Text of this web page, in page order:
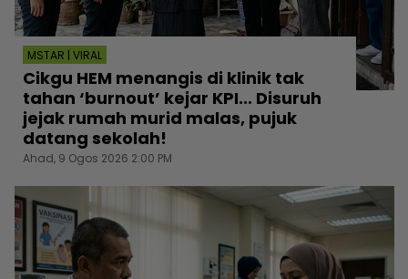
MSTAR | VIRAL
Cikgu HEM menangis di klinik tak
tahan ‘burnout’ kejar KPI... Disuruh
jejak rumah murid malas, pujuk
datang sekolah!
Ahad, 9 Ogos 2026 2:00 PM